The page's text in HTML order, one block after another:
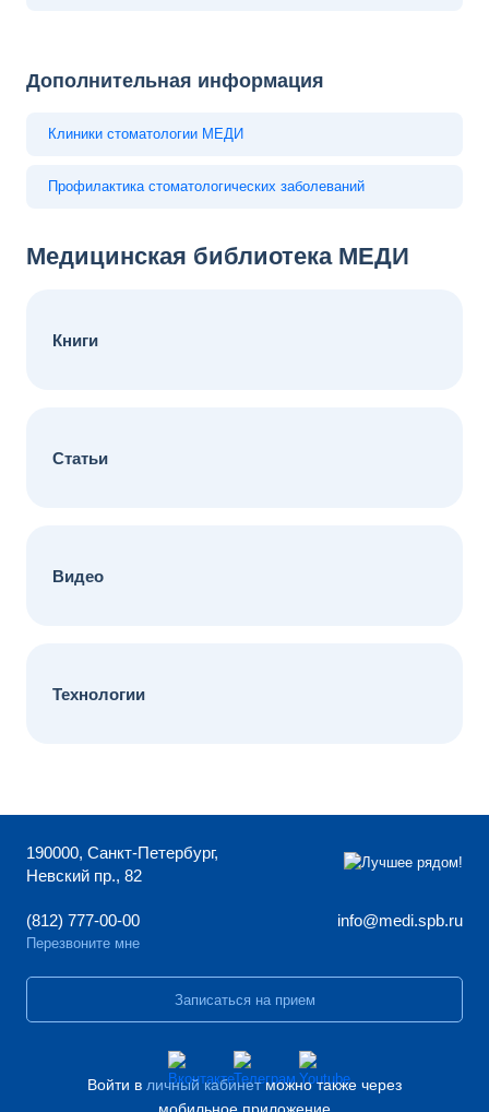
Дополнительная информация
Клиники стоматологии МЕДИ
Профилактика стоматологических заболеваний
Медицинская библиотека МЕДИ
Книги
Статьи
Видео
Технологии
190000, Санкт-Петербург,
Невский пр., 82
(812) 777-00-00
Перезвоните мне
info@medi.spb.ru
Записаться на прием
Войти в личный кабинетможно также через